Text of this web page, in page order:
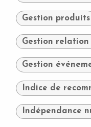
Gestion produits
Gestion relation
Gestion
Indice de
Indépendance